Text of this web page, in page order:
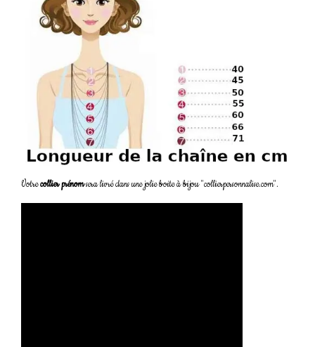
Votrecollier prénomsera livré dans une jolie boite à bijou "collierpersonnalise.com".